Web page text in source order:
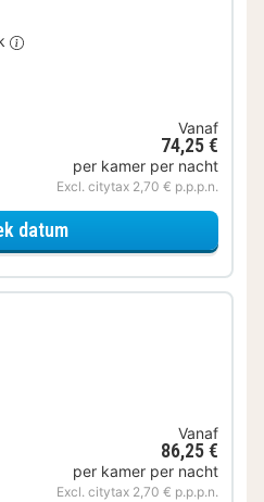
Vanaf
74,25 €
per kamer per nacht
Excl. citytax 2,70 € p.p.p.n.
datumvoor Standaard Kamer
Vanaf
86,25 €
per kamer per nacht
Excl. citytax 2,70 € p.p.p.n.